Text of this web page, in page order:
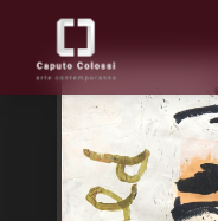
CHI SIAMO
NEWS ED EVENTI
ARTISTI E OPERE